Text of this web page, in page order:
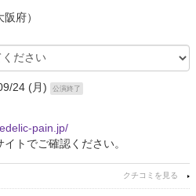
阪府）
24 (月) 公演終了
pain.jp/
トでご確認ください。